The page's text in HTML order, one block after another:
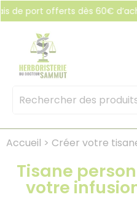
offerts dès 60€ d’achat* 🚚
Mots
Accueil > Créer votre
Tisane
votre
Panneau de gestion des